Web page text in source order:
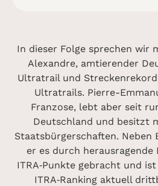
In dieser Folge sprechen wir
Alexandre, amtierender
Ultratrail und
Ultratrails. Pierre-
Franzose, lebt aber seit
Deutschland und besitzt
Staatsbürgerschaften. Neben
er es durch herausragende
ITRA‑Punkte gebracht und
ITRA‑Ranking aktuell